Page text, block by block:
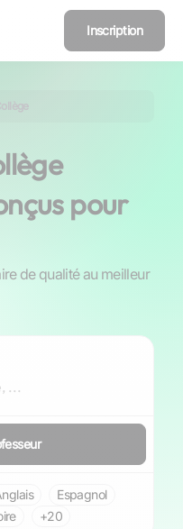
Inscription
pour
de qualité au meilleur
Espagnol
+20